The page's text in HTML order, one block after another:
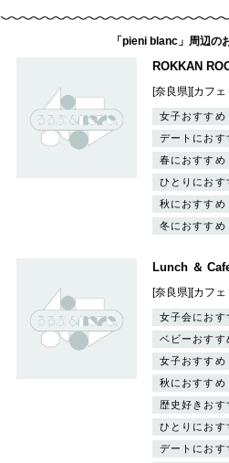
「pieni blanc」周辺の
ROKKAN
[奈良県][カフ
女子おすすめ
デートにおす
春におすすめ
ひとりにおす
秋におすすめ
冬におすすめ
Lunch ＆
[奈良県][カフ
女子会におす
ベビーおすす
女子おすすめ
秋におすすめ
歴史好きおす
ひとりにおす
デートにおす